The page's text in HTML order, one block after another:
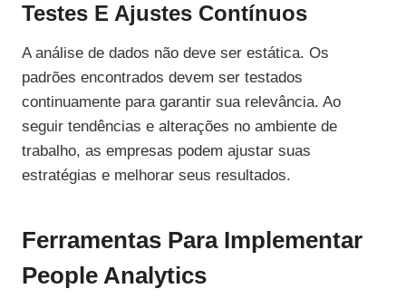
Testes E Ajustes Contínuos
A análise de dados não deve ser estática. Os
padrões encontrados devem ser testados
continuamente para garantir sua relevância. Ao
seguir tendências e alterações no ambiente de
trabalho, as empresas podem ajustar suas
estratégias e melhorar seus resultados.
Ferramentas Para Implementar
People Analytics